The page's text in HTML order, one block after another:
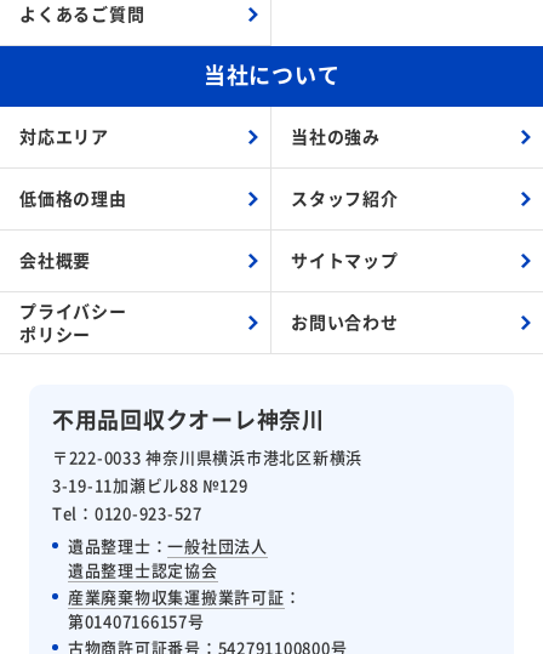
不用品回収クオーレ神奈川
〒222-0033 神奈川県横浜市港北区新横浜
3-19-11加瀬ビル88 №129
Tel：0120-923-527
遺品整理士：一般社団法人
遺品整理士認定協会
産業廃棄物収集運搬業許可証 ：
第01407166157号
古物商許可証番号 ：542791100800号
よくあるご質問
当社について
対応エリア 当社の強み
低価格の理由 スタッフ紹介
会社概要 サイトマップ
プライバシー
ポリシー
お問い合わせ